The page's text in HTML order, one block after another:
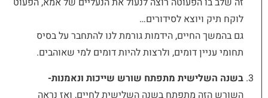
לוקח תיק ויוצא לסידורים…
גם בהמשך החיים, הידמות גורמת לנו להתחבר על בסיס
תחומי עניין דומים, ולרצות להיות דומים למי שאוהבים.
בשנה השלישית מתפתח שורש שייכות ונאמנות-